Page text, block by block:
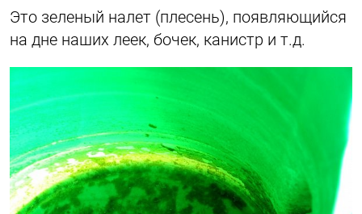
Это зеленый налет (плесень), появляющийся
на дне наших леек, бочек, канистр и т.д.